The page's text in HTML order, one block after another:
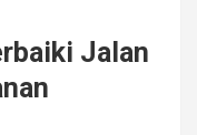
Jalan